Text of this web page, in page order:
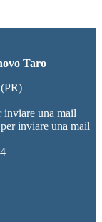
Taro
inviare una mail
inviare una mail